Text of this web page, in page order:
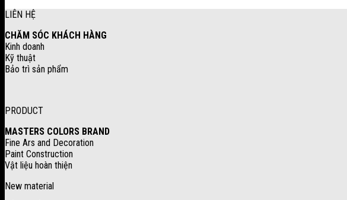
LIÊN HỆ
CHĂM SÓC KHÁCH HÀNG
Kinh doanh
Kỹ thuật
Bảo trì sản phẩm
PRODUCT
MASTERS COLORS BRAND
Fine Ars and Decoration
Paint Construction
Vật liệu hoàn thiện
New material